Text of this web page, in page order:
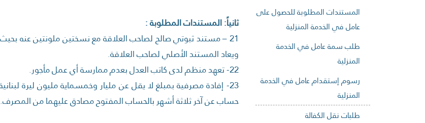
المستندات المطلوبة للحصول على
عامل في الخدمة المنزلية
طلب سمة عامل في الخدمة
المنزلية
رسوم إستقدام عامل في الخدمة
المنزلية
طلبات نقل الكفالة
ثانياً: المستندات المطلوبة :
21 – مستند ثبوتي صالح لصاحب العلاقة مع نسختين ملونتين عنه
ويعاد المستند الأصلي لصاحب العلاقة.
22- تعهد منظم لدى كاتب العدل بعدم ممارسة أي عمل مأجور.
23- إفادة مصرفية بمبلغ لا يقل عن مليار وخمسماية مليون ليرة
حساب عن آخر ثلاثة أشهر بالحساب المفتوح مصادق عليهما من المصرف.